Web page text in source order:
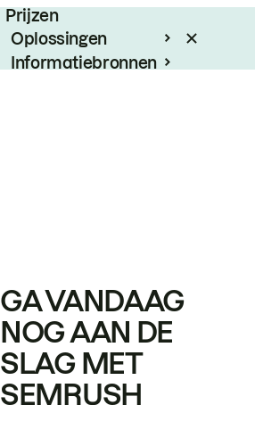
Prijzen
Oplossingen
Informatiebronnen
GA VANDAAG
NOG AAN DE
SLAG MET
SEMRUSH